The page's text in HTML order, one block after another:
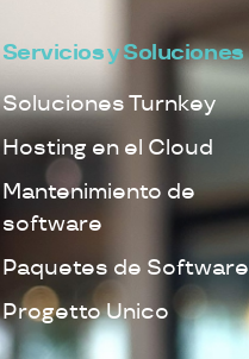
Servicios y Soluciones
Soluciones Turnkey
Hosting en el Cloud
Mantenimiento de
software
Paquetes de Software
Progetto Unico